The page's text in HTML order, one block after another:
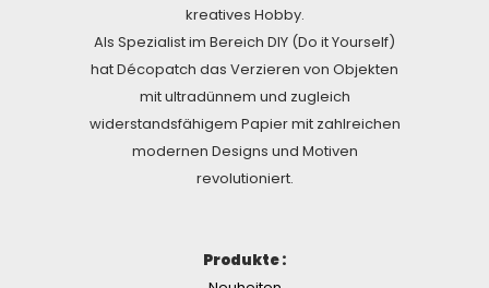
kreatives Hobby.
Als Spezialist im Bereich DIY (Do it Yourself)
hat Décopatch das Verzieren von Objekten
mit ultradünnem und zugleich
widerstandsfähigem Papier mit zahlreichen
modernen Designs und Motiven
revolutioniert.
Produkte :